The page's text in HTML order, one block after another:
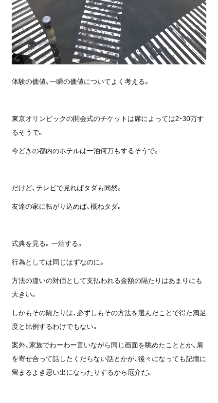
体験の価値、一瞬の価値についてよく考える。
東京オリンピックの開会式のチケットは席によっては2・30万す
るそうで。
今どきの都内のホテルは一泊何万もするそうで。
だけど、テレビで見ればタダも同然。
友達の家に転がり込めば、概ねタダ。
式典を見る。一泊する。
行為としては同じはずなのに。
方法の違いの対価として支払われる金額の隔たりはあまりにも
大きい。
しかもその隔たりは、必ずしもその方法を選んだことで得た満足
度と比例するわけでもない。
案外、家族でわーわー言いながら同じ画面を眺めたこととか、肩
を寄せ合って話したくだらない話とかが、後々になっても記憶に
留まるよき思い出になったりするから厄介だ。